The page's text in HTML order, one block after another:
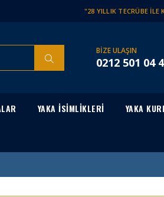
"28 YILLIK TECRÜBE İLE
BİZE ULAŞIN
0212 501 04
YAKA İSİMLİKLERİ YAKA